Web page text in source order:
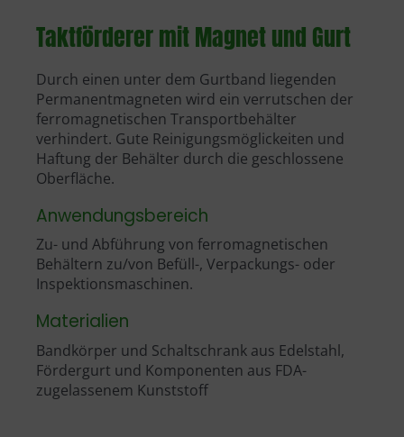
Taktförderer mit Magnet und Gurt
Durch einen unter dem Gurtband liegenden
Permanentmagneten wird ein verrutschen der
ferromagnetischen Transportbehälter
verhindert. Gute Reinigungsmöglickeiten und
Haftung der Behälter durch die geschlossene
Oberfläche.
Anwendungsbereich
Zu- und Abführung von ferromagnetischen
Behältern zu/von Befüll-, Verpackungs- oder
Inspektionsmaschinen.
Materialien
Bandkörper und Schaltschrank aus Edelstahl,
Fördergurt und Komponenten aus FDA-
zugelassenem Kunststoff